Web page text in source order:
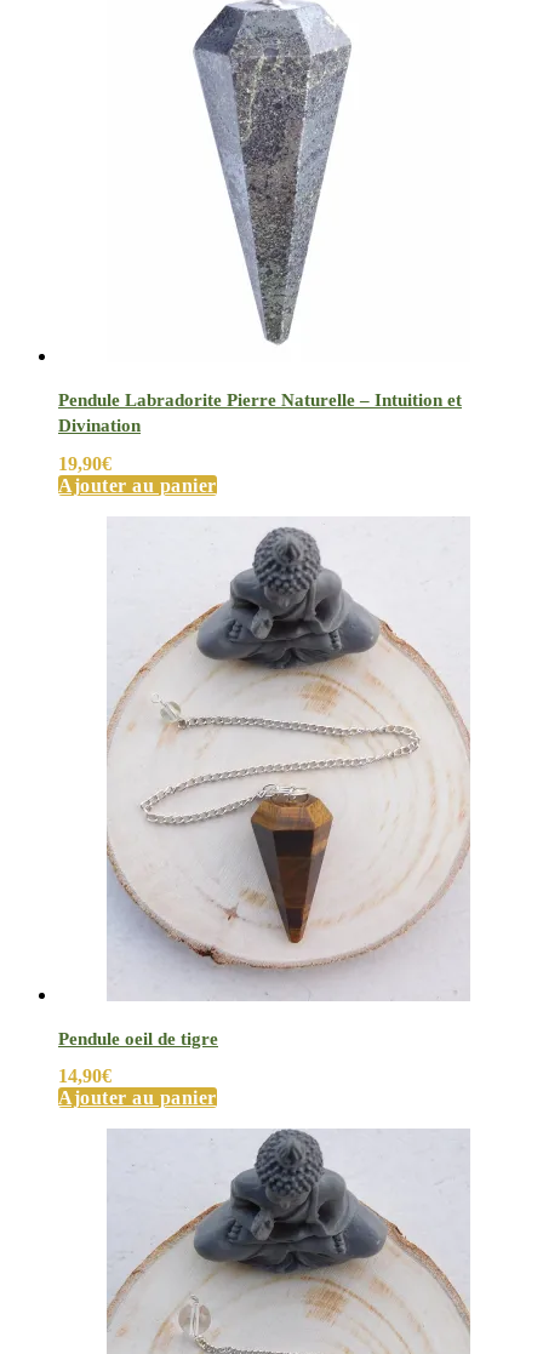
Pendule Labradorite Pierre Naturelle – Intuition et
Divination
19,90€
Ajouter au panier
Pendule oeil de tigre
14,90€
Ajouter au panier